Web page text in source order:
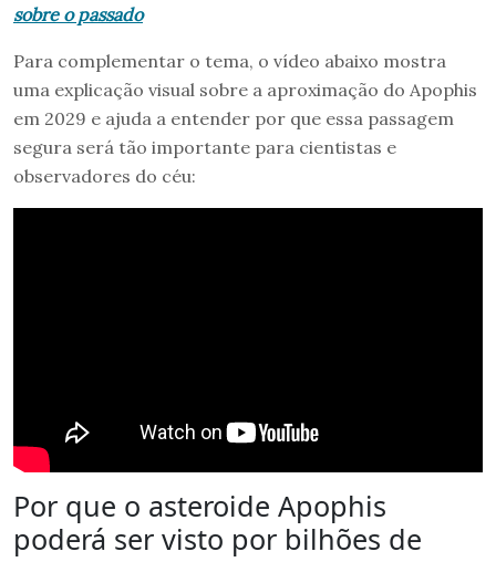
sobre o passado
Para complementar o tema, o vídeo abaixo mostra
uma explicação visual sobre a aproximação do Apophis
em 2029 e ajuda a entender por que essa passagem
segura será tão importante para cientistas e
observadores do céu:
Por que o asteroide Apophis
poderá ser visto por bilhões de